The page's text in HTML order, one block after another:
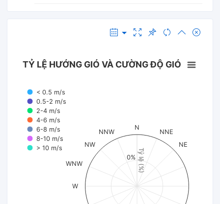
Tỷ lệ (%)
TỶ LỆ HƯỚNG GIÓ VÀ CƯỜNG ĐỘ GIÓ
< 0.5 m/s
0.5-2 m/s
2-4 m/s
4-6 m/s
6-8 m/s
8-10 m/s
> 10 m/s
N
NNE
NE
W
WNW
NW
NNW
0%